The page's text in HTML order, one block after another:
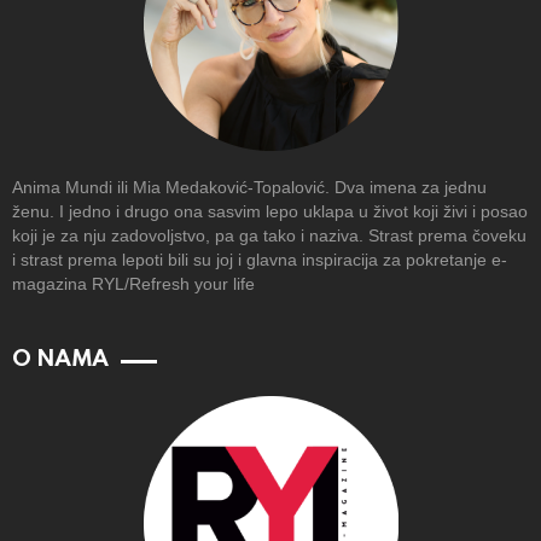
Anima Mundi ili Mia Medaković-Topalović. Dva imena za jednu
ženu. I jedno i drugo ona sasvim lepo uklapa u život koji živi i posao
koji je za nju zadovoljstvo, pa ga tako i naziva. Strast prema čoveku
i strast prema lepoti bili su joj i glavna inspiracija za pokretanje e-
magazina RYL/Refresh your life
O NAMA